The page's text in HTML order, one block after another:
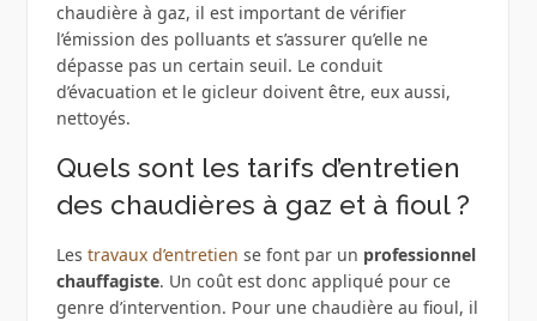
chaudière à gaz, il est important de vérifier
l’émission des polluants et s’assurer qu’elle ne
dépasse pas un certain seuil. Le conduit
d’évacuation et le gicleur doivent être, eux aussi,
nettoyés.
Quels sont les tarifs d’entretien
des chaudières à gaz et à fioul ?
Les travaux d’entretien se font par un professionnel
chauffagiste. Un coût est donc appliqué pour ce
genre d’intervention. Pour une chaudière au fioul, il